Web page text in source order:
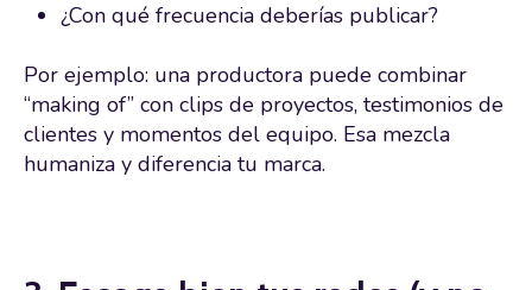
¿Con qué frecuencia deberías publicar?
Por ejemplo: una productora puede combinar
“making of” con clips de proyectos, testimonios de
clientes y momentos del equipo. Esa mezcla
humaniza y diferencia tu marca.